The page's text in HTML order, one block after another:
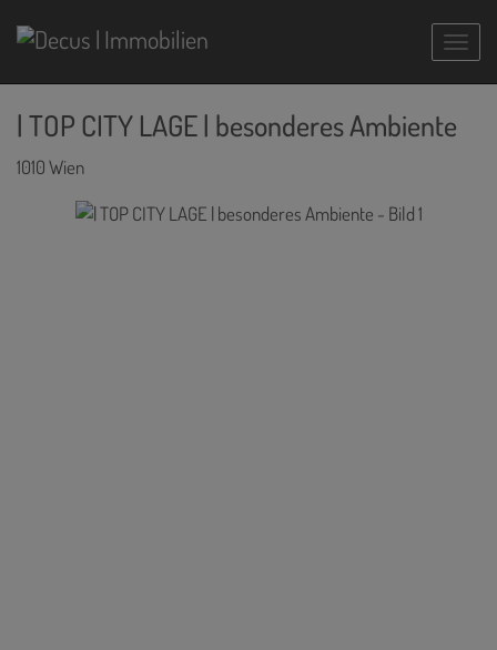
| TOP CITY LAGE | besonderes Ambiente
1010 Wien